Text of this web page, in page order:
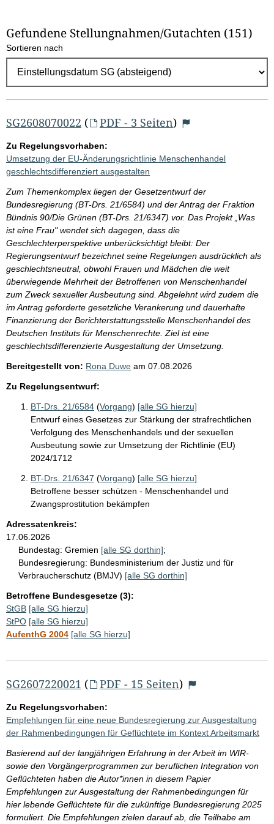
h
l
E
g
e
b
i
s
s
e
p
r
o
S
e
i
t
e
Gefundene Stellungnahmen/⁠Gutachten (151)
Sortieren nach
SG2608070022 ( PDF - 3 Seiten)
Zu Regelungsvorhaben:
Umsetzung der EU-Änderungsrichtlinie Menschenhandel
geschlechtsdifferenziert ausgestalten
Zum Themenkomplex liegen der Gesetzentwurf der
Bundesregierung (BT-Drs. 21/6584) und der Antrag der Fraktion
Bündnis 90/Die Grünen (BT-Drs. 21/6347) vor. Das Projekt „Was
ist eine Frau" wendet sich dagegen, dass die
Geschlechterperspektive unberücksichtigt bleibt: Der
Regierungsentwurf bezeichnet seine Regelungen ausdrücklich als
geschlechtsneutral, obwohl Frauen und Mädchen die weit
überwiegende Mehrheit der Betroffenen von Menschenhandel
zum Zweck sexueller Ausbeutung sind. Abgelehnt wird zudem die
im Antrag geforderte gesetzliche Verankerung und dauerhafte
Finanzierung der Berichterstattungsstelle Menschenhandel des
Deutschen Instituts für Menschenrechte. Ziel ist eine
geschlechtsdifferenzierte Ausgestaltung der Umsetzung.
Bereitgestellt von: Rona Duwe am 07.08.2026
Zu Regelungsentwurf:
BT-Drs. 21/6584 (Vorgang) [alle SG hierzu]
Entwurf eines Gesetzes zur Stärkung der strafrechtlichen
Verfolgung des Menschenhandels und der sexuellen
Ausbeutung sowie zur Umsetzung der Richtlinie (EU)
2024/1712
BT-Drs. 21/6347 (Vorgang) [alle SG hierzu]
Betroffene besser schützen - Menschenhandel und
Zwangsprostitution bekämpfen
Adressatenkreis:
17.06.2026
Bundestag: Gremien [alle SG dorthin];
Bundesregierung: Bundesministerium der Justiz und für
Verbraucherschutz (BMJV) [alle SG dorthin]
Betroffene Bundesgesetze (3):
StGB [alle SG hierzu]
StPO [alle SG hierzu]
AufenthG 2004 [alle SG hierzu]
SG2607220021 ( PDF - 15 Seiten)
Zu Regelungsvorhaben:
Empfehlungen für eine neue Bundesregierung zur Ausgestaltung
der Rahmenbedingungen für Geflüchtete im Kontext Arbeitsmarkt
Basierend auf der langjährigen Erfahrung in der Arbeit im WIR-
sowie den Vorgängerprogrammen zur beruflichen Integration von
Geflüchteten haben die Autor*innen in diesem Papier
Empfehlungen zur Ausgestaltung der Rahmenbedingungen für
hier lebende Geflüchtete für die zukünftige Bundesregierung 2025
formuliert. Die Empfehlungen zielen darauf ab, die Teilhabe am